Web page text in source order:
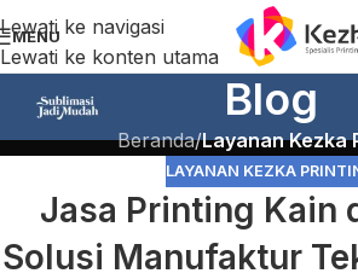
Lewati ke navigasi
Lewati ke konten utama
MENU
Blog
Beranda/Layanan Kezka
LAYANAN KEZKA
Jasa Printing Kain
Solusi Manufaktur